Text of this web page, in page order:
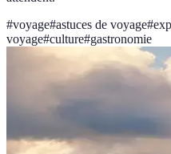
#voyage#astuces de voyage#
voyage#culture#gastronomie